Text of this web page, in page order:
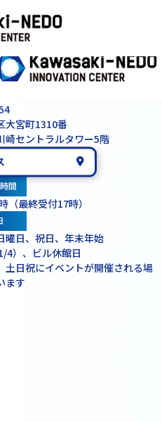
Innovation Center（K-NIC）
大宮町1310番
崎セントラルタワー5階
間
（最終受付17時）
曜日、祝日、年末年始
4）、ビル休館日
土日祝にイベントが開催される場
ます